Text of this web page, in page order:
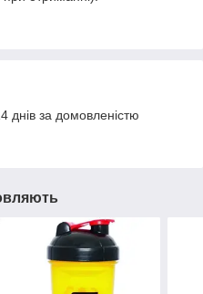
днів за домовленістю